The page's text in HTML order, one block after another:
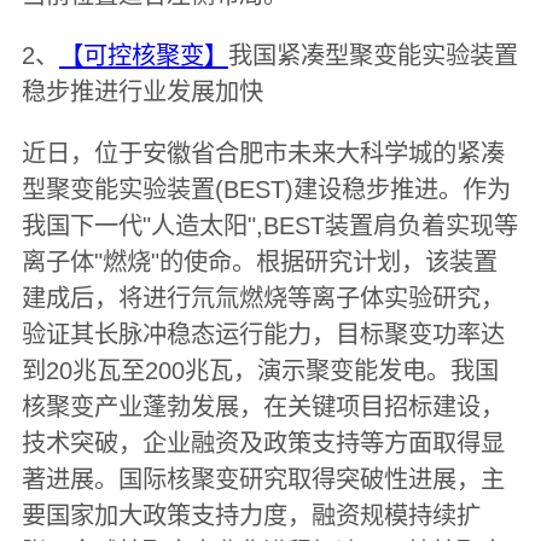
2、 【可控核聚变】 我国紧凑型聚变能实验装置
稳步推进行业发展加快
近日，位于安徽省合肥市未来大科学城的紧凑
型聚变能实验装置(BEST)建设稳步推进。作为
我国下一代"人造太阳",BEST装置肩负着实现等
离子体"燃烧"的使命。根据研究计划，该装置
建成后，将进行氘氚燃烧等离子体实验研究，
验证其长脉冲稳态运行能力，目标聚变功率达
到20兆瓦至200兆瓦，演示聚变能发电。我国
核聚变产业蓬勃发展，在关键项目招标建设，
技术突破，企业融资及政策支持等方面取得显
著进展。国际核聚变研究取得突破性进展，主
要国家加大政策支持力度，融资规模持续扩